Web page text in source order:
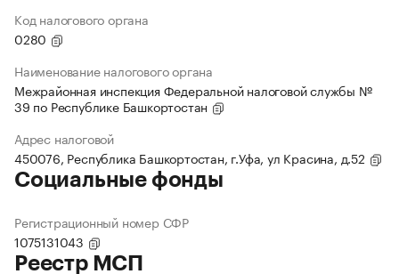
Код налогового органа
0280
Наименование налогового органа
Межрайонная инспекция Федеральной налоговой службы №
39 по Республике Башкортостан
Адрес налоговой
450076, Республика Башкортостан, г.Уфа, ул Красина, д.52
Социальные фонды
Регистрационный номер СФР
1075131043
Реестр МСП